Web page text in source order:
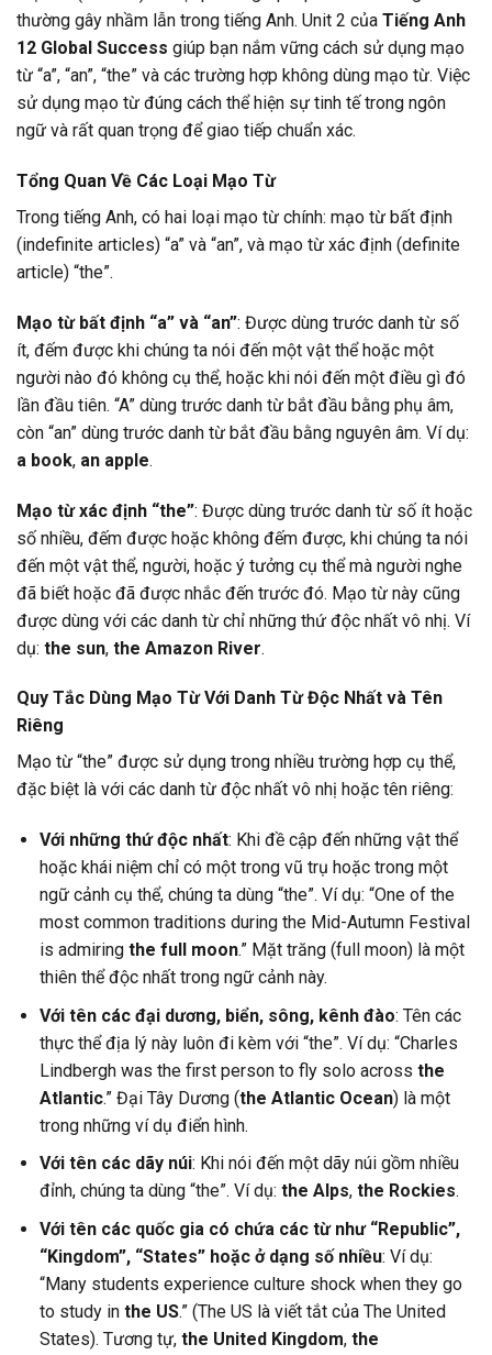
thường gây nhầm lẫn trong tiếng Anh. Unit 2 của Tiếng Anh
12 Global Success giúp bạn nắm vững cách sử dụng mạo
từ “a”, “an”, “the” và các trường hợp không dùng mạo từ. Việc
sử dụng mạo từ đúng cách thể hiện sự tinh tế trong ngôn
ngữ và rất quan trọng để giao tiếp chuẩn xác.
Tổng Quan Về Các Loại Mạo Từ
Trong tiếng Anh, có hai loại mạo từ chính: mạo từ bất định
(indefinite articles) “a” và “an”, và mạo từ xác định (definite
article) “the”.
Mạo từ bất định “a” và “an”: Được dùng trước danh từ số
ít, đếm được khi chúng ta nói đến một vật thể hoặc một
người nào đó không cụ thể, hoặc khi nói đến một điều gì đó
lần đầu tiên. “A” dùng trước danh từ bắt đầu bằng phụ âm,
còn “an” dùng trước danh từ bắt đầu bằng nguyên âm. Ví dụ:
a book, an apple.
Mạo từ xác định “the”: Được dùng trước danh từ số ít hoặc
số nhiều, đếm được hoặc không đếm được, khi chúng ta nói
đến một vật thể, người, hoặc ý tưởng cụ thể mà người nghe
đã biết hoặc đã được nhắc đến trước đó. Mạo từ này cũng
được dùng với các danh từ chỉ những thứ độc nhất vô nhị. Ví
dụ: the sun, the Amazon River.
Quy Tắc Dùng Mạo Từ Với Danh Từ Độc Nhất và Tên
Riêng
Mạo từ “the” được sử dụng trong nhiều trường hợp cụ thể,
đặc biệt là với các danh từ độc nhất vô nhị hoặc tên riêng:
Với những thứ độc nhất: Khi đề cập đến những vật thể
hoặc khái niệm chỉ có một trong vũ trụ hoặc trong một
ngữ cảnh cụ thể, chúng ta dùng “the”. Ví dụ: “One of the
most common traditions during the Mid-Autumn Festival
is admiring the full moon.” Mặt trăng (full moon) là một
thiên thể độc nhất trong ngữ cảnh này.
Với tên các đại dương, biển, sông, kênh đào: Tên các
thực thể địa lý này luôn đi kèm với “the”. Ví dụ: “Charles
Lindbergh was the first person to fly solo across the
Atlantic.” Đại Tây Dương (the Atlantic Ocean) là một
trong những ví dụ điển hình.
Với tên các dãy núi: Khi nói đến một dãy núi gồm nhiều
đỉnh, chúng ta dùng “the”. Ví dụ: the Alps, the Rockies.
Với tên các quốc gia có chứa các từ như “Republic”,
“Kingdom”, “States” hoặc ở dạng số nhiều: Ví dụ:
“Many students experience culture shock when they go
to study in the US.” (The US là viết tắt của The United
States). Tương tự, the United Kingdom, the